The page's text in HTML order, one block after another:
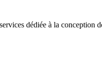
dédiée à la conception